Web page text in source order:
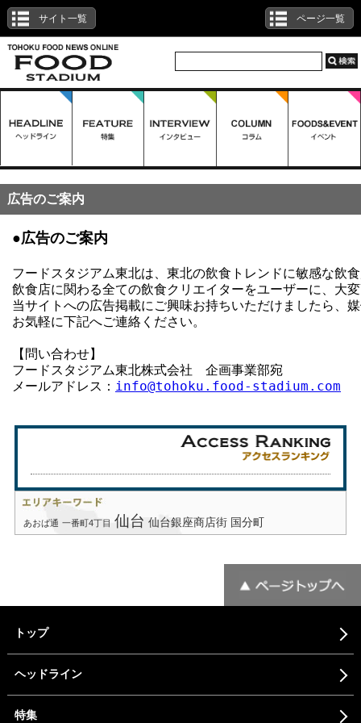
サイト一覧 ページ一覧
広告のご案内
●広告のご案内
フードスタジアム東北は、東北の飲食トレンドに敏感な飲
飲食店に関わる全ての飲食クリエイターをユーザーに、大
当サイトへの広告掲載にご興味お持ちいただけましたら、
お気軽に下記へご連絡ください。
【問い合わせ】
フードスタジアム東北株式会社　企画事業部宛
メールアドレス： info@tohoku.food-stadium.com
あおば通 一番町4丁目 仙台 仙台銀座商店街 国分町
トップ
ヘッドライン
特集